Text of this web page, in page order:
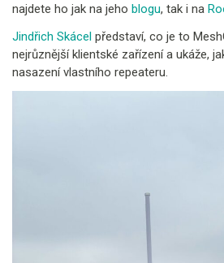
najdete ho jak na jeho blogu, tak i na
Jindřich Skácel představí, co je to
nejrůznější klientské zařízení a ukáže,
nasazení vlastního repeateru.